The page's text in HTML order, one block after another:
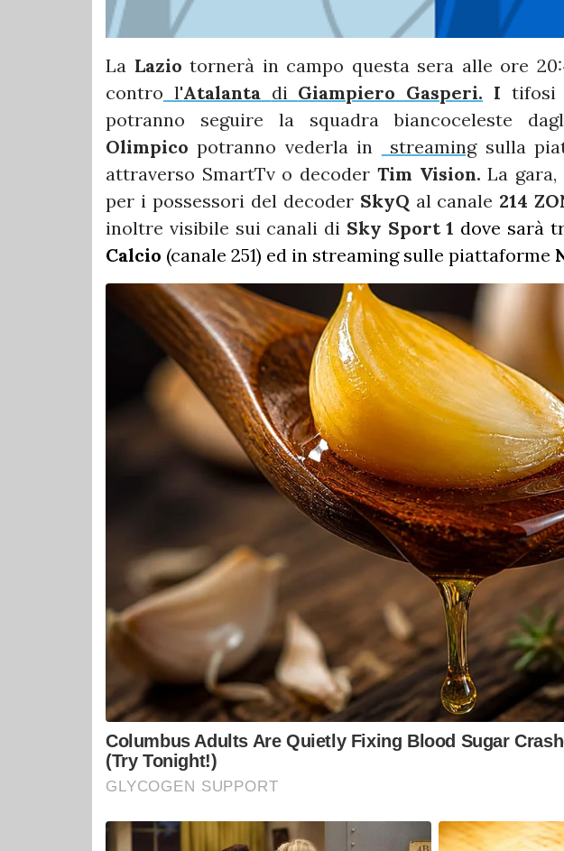
La Lazio tornerà in campo questa sera alle ore
contro l'Atalanta di Giampiero Gasperi. I tifosi
potranno seguire la squadra biancoceleste
Olimpicopotranno vederla in streamingsulla
attraverso SmartTv o decoder Tim Vision.La
per i possessori del decoder SkyQ al canale 214
inoltre visibile sui canali di Sky Sport 1 dove sarà
Calcio (canale 251) ed in streaming sulle piattaforme